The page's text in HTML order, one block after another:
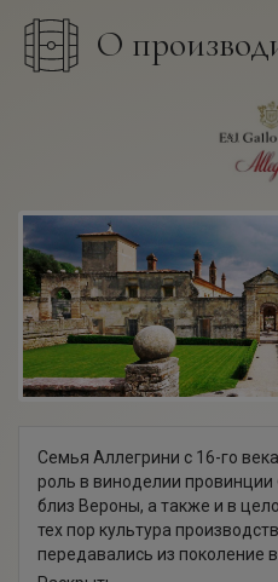
О
Семья Аллегрини с 16-го
роль в виноделии
близ Вероны, а также и в
тех пор культура
передавались из поколение
который Аллегрини имеет